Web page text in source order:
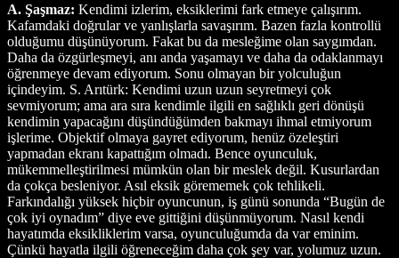
A. Şaşmaz: Kendimi izlerim, eksiklerimi fark etmeye çalışırım.
Kafamdaki doğrular ve yanlışlarla savaşırım. Bazen fazla kontrollü
olduğumu düşünüyorum. Fakat bu da mesleğime olan saygımdan.
Daha da özgürleşmeyi, anı anda yaşamayı ve daha da odaklanmayı
öğrenmeye devam ediyorum. Sonu olmayan bir yolculuğun
içindeyim. S. Arıtürk: Kendimi uzun uzun seyretmeyi çok
sevmiyorum; ama ara sıra kendimle ilgili en sağlıklı geri dönüşü
kendimin yapacağını düşündüğümden bakmayı ihmal etmiyorum
işlerime. Objektif olmaya gayret ediyorum, henüz özeleştiri
yapmadan ekranı kapattığım olmadı. Bence oyunculuk,
mükemmelleştirilmesi mümkün olan bir meslek değil. Kusurlardan
da çokça besleniyor. Asıl eksik görememek çok tehlikeli.
Farkındalığı yüksek hiçbir oyuncunun, iş günü sonunda “Bugün de
çok iyi oynadım” diye eve gittiğini düşünmüyorum. Nasıl kendi
hayatımda eksikliklerim varsa, oyunculuğumda da var eminim.
Çünkü hayatla ilgili öğreneceğim daha çok şey var, yolumuz uzun.